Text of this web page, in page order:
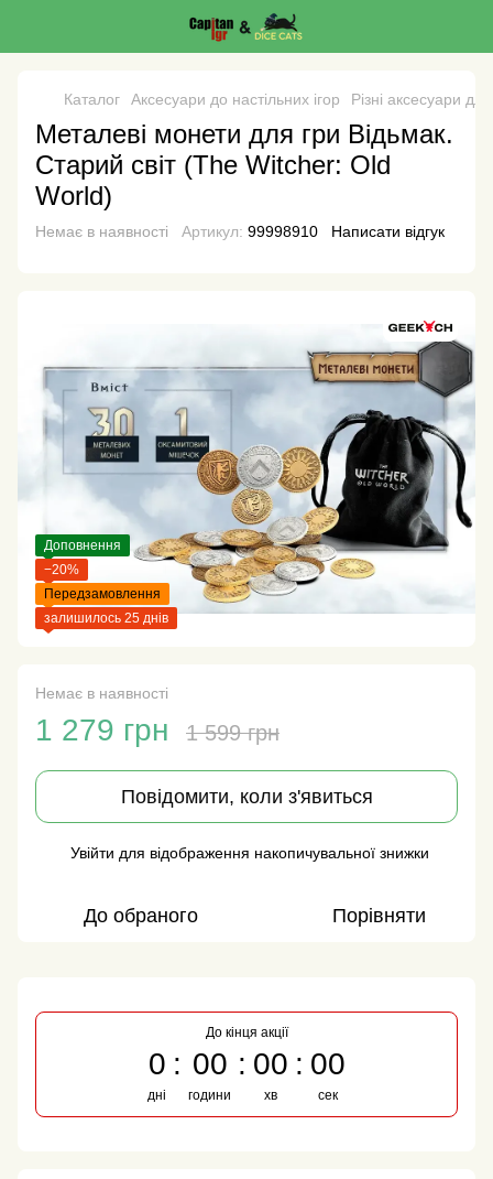
Каталог Аксесуари до настільних ігор Різні аксесуари
Металеві монети для гри Відьмак.
Старий світ (The Witcher: Old
World)
Немає в наявності Артикул: 99998910 Написати відгук
Доповнення
−20%
Передзамовлення
залишилось 25 днів
Немає в наявності
1 279 грн 1 599 грн
Повідомити, коли з'явиться
Увійти для відображення накопичувальної знижки
До обраного Порівняти
До кінця акції
0
дні
00
години
00
хв
00
сек